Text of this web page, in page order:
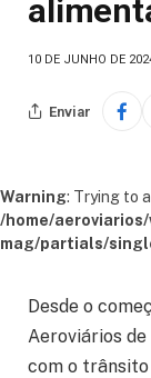
10 DE JUNHO DE
Enviar
Warning: Trying to
/home/
mag/partials/
Desde o
Aeroviários
com o